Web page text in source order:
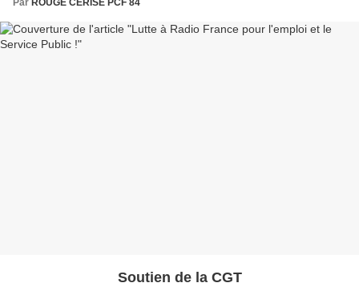
Par ROUGE CERISE PCF 84
Soutien de la CGT